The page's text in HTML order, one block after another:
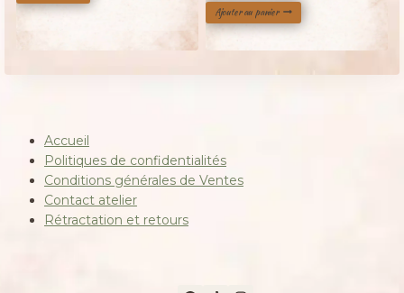
Ajouter au panier
Accueil
Politiques de confidentialités
Conditions générales de Ventes
Contact atelier
Rétractation et retours